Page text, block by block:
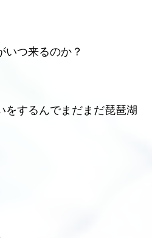
いつ来るのか？
をするんでまだまだ琵琶湖